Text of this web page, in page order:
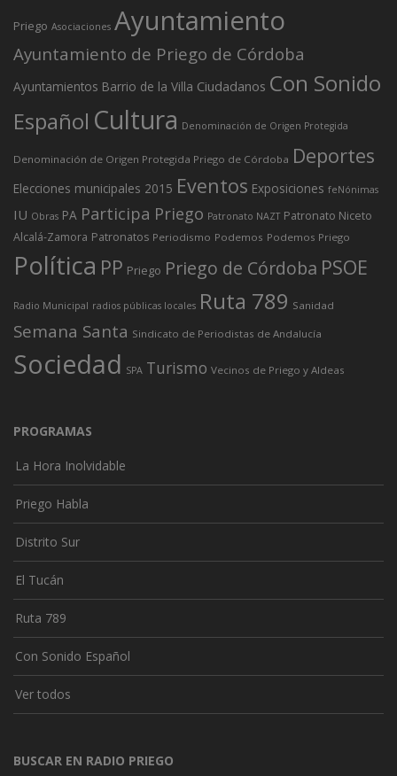
Priego Asociaciones Ayuntamiento
Ayuntamiento de Priego de Córdoba
Ayuntamientos Barrio de la Villa Ciudadanos Con Sonido
Español Cultura Denominación de Origen Protegida
Denominación de Origen Protegida Priego de Córdoba Deportes
Elecciones municipales 2015 Eventos Exposiciones feNónimas
IU Obras PA Participa Priego Patronato NAZT Patronato Niceto
Alcalá-Zamora Patronatos Periodismo Podemos Podemos Priego
Política PP Priego Priego de Córdoba PSOE
Radio Municipal radios públicas locales Ruta 789 Sanidad
Semana Santa Sindicato de Periodistas de Andalucía
Sociedad SPA Turismo Vecinos de Priego y Aldeas
PROGRAMAS
La Hora Inolvidable
Priego Habla
Distrito Sur
El Tucán
Ruta 789
Con Sonido Español
Ver todos
BUSCAR EN RADIO PRIEGO